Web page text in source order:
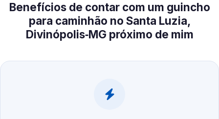
Benefícios de contar com um guincho
para caminhão no Santa Luzia,
Divinópolis‑MG próximo de mim